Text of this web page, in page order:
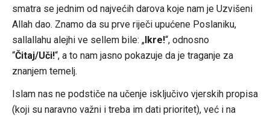
smatra se jednim od najvećih darova koje nam je Uzvišeni
Allah dao. Znamo da su prve riječi upućene Poslaniku,
sallallahu alejhi ve sellem bile: „Ikre!“, odnosno
“Čitaj/Uči!“, a to nam jasno pokazuje da je traganje za
znanjem temelj.
Islam nas ne podstiče na učenje isključivo vjerskih propisa
(koji su naravno važni i treba im dati prioritet), već i na